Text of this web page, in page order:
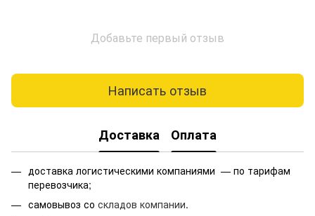
Добавьте первый отзыв
Написать отзыв
Доставка Оплата
доставка логистическими компаниями — по тарифам
перевозчика;
самовывоз со складов компании.